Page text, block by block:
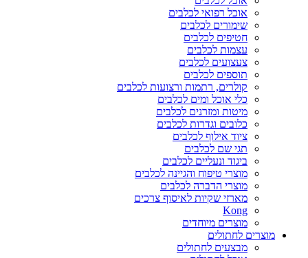
אוכל רפואי לכלבים
שימורים לכלבים
חטיפים לכלבים
עצמות לכלבים
צעצועים לכלבים
תוספים לכלבים
קולרים, רתמות ורצועות לכלבים
כלי אוכל ומים לכלבים
מיטות ומזרנים לכלבים
כלובים וגדרות לכלבים
ציוד אילוף לכלבים
תגי שם לכלבים
ביגוד ונעליים לכלבים
מוצרי טיפוח והגיינה לכלבים
מוצרי הדברה לכלבים
מארזי שקיות לאיסוף צרכים
Kong
מוצרים מיוחדים
מוצרים לחתולים
מבצעים לחתולים